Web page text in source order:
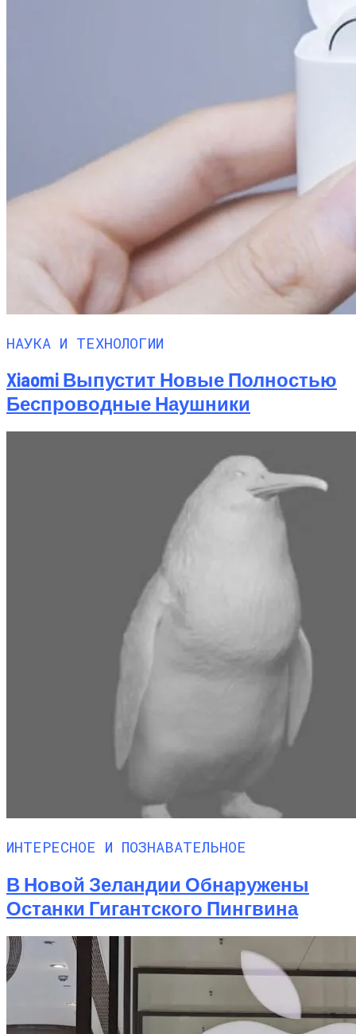
НАУКА И ТЕХНОЛОГИИ
Xiaomi Выпустит Новые Полностью
Беспроводные Наушники
ИНТЕРЕСНОЕ И ПОЗНАВАТЕЛЬНОЕ
В Новой Зеландии Обнаружены
Останки Гигантского Пингвина